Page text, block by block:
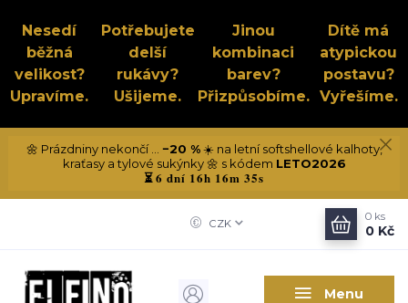
Nesedí
běžná
velikost?
Upravíme.
Potřebujete
delší
rukávy?
Ušijeme.
Jinou
kombinaci
barev?
Přizpůsobíme.
Dítě má
atypickou
postavu?
Vyřešíme.
🌼 Prázdniny nekončí ... −20 %☀️ na letní softshellové kalhoty,
kraťasy a tylové sukýnky 🌼 s kódem LETO2026
⏳6 dní 16h 16m 35s
Menu
CZK
0 ks
0 Kč